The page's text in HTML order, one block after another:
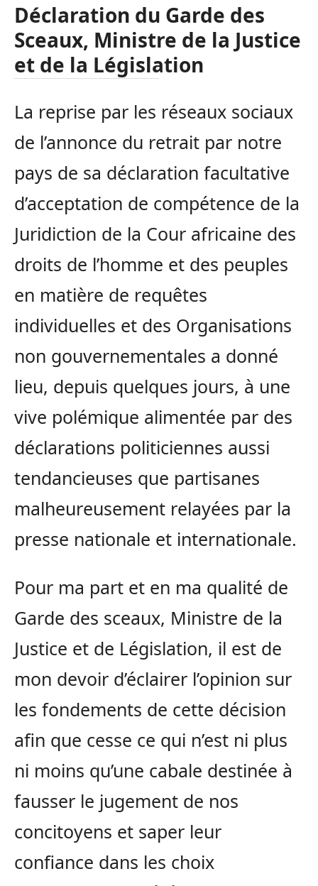
Déclaration du Garde des
Sceaux, Ministre de la Justice
et de la Législation
La reprise par les réseaux sociaux
de l’annonce du retrait par notre
pays de sa déclaration facultative
d’acceptation de compétence de la
Juridiction de la Cour africaine des
droits de l’homme et des peuples
en matière de requêtes
individuelles et des Organisations
non gouvernementales a donné
lieu, depuis quelques jours, à une
vive polémique alimentée par des
déclarations politiciennes aussi
tendancieuses que partisanes
malheureusement relayées par la
presse nationale et internationale.
Pour ma part et en ma qualité de
Garde des sceaux, Ministre de la
Justice et de Législation, il est de
mon devoir d’éclairer l’opinion sur
les fondements de cette décision
afin que cesse ce qui n’est ni plus
ni moins qu’une cabale destinée à
fausser le jugement de nos
concitoyens et saper leur
confiance dans les choix